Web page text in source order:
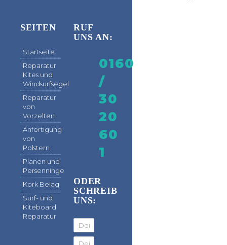
SEITEN
Startseite
Reparatur
Kites und
Windsurfsegel
Reparatur
von
Vorzelten
Anfertigung
von
Polstern
Planen und
Persenninge
Kork Belag
Surf- und
Kiteboard
Reparatur
RUF
UNS AN:
0160
/
30
20
60
1
ODER
SCHREIB
UNS:
Dein Name
Deine Email Adresse